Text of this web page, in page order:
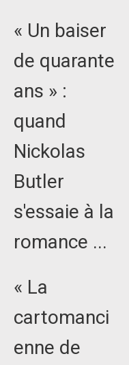
« Un baiser
de quarante
ans » :
quand
Nickolas
Butler
s'essaie à la
romance ...
« La
cartomanci
enne de